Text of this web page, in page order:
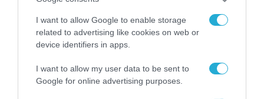
I want to allow Google to enable storage
related to advertising like cookies on web or
device identifiers in apps.
I want to allow my user data to be sent to
Google for online advertising purposes.
Το χρηματοδοτούμενο
από την ΕΕ έργο “The
Gaming Police”
ενισχύει την ασφάλεια
των παιδιών στο
διαδίκτυο
31.07.2026
ΑΑΔΕ: Διευκρινίσεις
για τα πρόστιμα σε